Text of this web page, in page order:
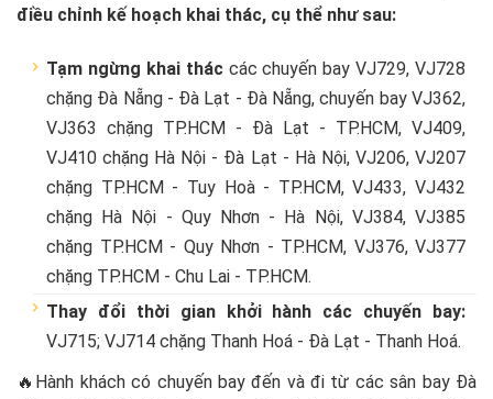
điều chỉnh kế hoạch khai thác, cụ thể như sau:
Tạm ngừng khai thác các chuyến bay VJ729, VJ728
chặng Đà Nẵng - Đà Lạt - Đà Nẵng, chuyến bay VJ362,
VJ363 chặng TP.HCM - Đà Lạt - TP.HCM, VJ409,
VJ410 chặng Hà Nội - Đà Lạt - Hà Nội, VJ206, VJ207
chặng TP.HCM - Tuy Hoà - TP.HCM, VJ433, VJ432
chặng Hà Nội - Quy Nhơn - Hà Nội, VJ384, VJ385
chặng TP.HCM - Quy Nhơn - TP.HCM, VJ376, VJ377
chặng TP.HCM - Chu Lai - TP.HCM.
Thay đổi thời gian khởi hành các chuyến bay:
VJ715; VJ714 chặng Thanh Hoá - Đà Lạt - Thanh Hoá.
🔥Hành khách có chuyến bay đến và đi từ các sân bay Đà